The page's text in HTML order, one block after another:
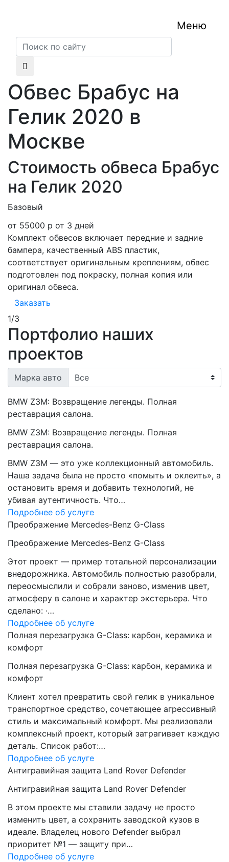
Меню
Обвес Брабус на
Гелик 2020 в
Москве
Стоимость обвеса Брабус
на Гелик 2020
Базовый
от 55000 р от 3 дней
Комплект обвесов включает передние и задние
бампера, качественный ABS пластик,
соответствует оригинальным креплениям, обвес
подготовлен под покраску, полная копия или
оригинал обвеса.
Заказать
1/3
Портфолио наших
проектов
Марка авто
BMW Z3M: Возвращение легенды. Полная
реставрация салона.
BMW Z3M: Возвращение легенды. Полная
реставрация салона.
BMW Z3M — это уже коллекционный автомобиль.
Наша задача была не просто «помыть и оклеить», а
остановить время и добавить технологий, не
убивая аутентичность. Что…
Подробнее об услуге
Преображение Mercedes-Benz G-Class
Преображение Mercedes-Benz G-Class
Этот проект — пример тотальной персонализации
внедорожника. Автомобиль полностью разобрали,
переосмыслили и собрали заново, изменив цвет,
атмосферу в салоне и характер экстерьера. Что
сделано: ·…
Подробнее об услуге
Полная перезагрузка G-Class: карбон, керамика и
комфорт
Полная перезагрузка G-Class: карбон, керамика и
комфорт
Клиент хотел превратить свой гелик в уникальное
транспортное средство, сочетающее агрессивный
стиль и максимальный комфорт. Мы реализовали
комплексный проект, который затрагивает каждую
деталь. Список работ:…
Подробнее об услуге
Антигравийная защита Land Rover Defender
Антигравийная защита Land Rover Defender
В этом проекте мы ставили задачу не просто
изменить цвет, а сохранить заводской кузов в
идеале. Владелец нового Defender выбрал
приоритет №1 — защиту при…
Подробнее об услуге